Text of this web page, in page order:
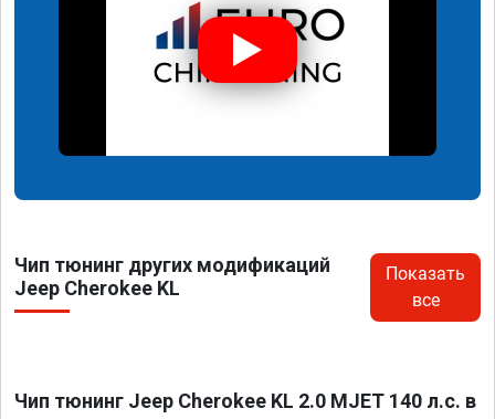
Чип тюнинг других модификаций
Jeep Cherokee KL
Показать
все
Чип тюнинг Jeep Cherokee KL 2.0 MJET 140 л.с. в